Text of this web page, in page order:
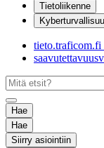
Tietoliikenne
tieto.traficom.fi
Hae
Hae
Siirry asiointiin